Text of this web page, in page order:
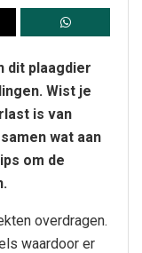
dit plaagdier
Wist je
is van
wat aan
om de
overdragen.
waardoor er